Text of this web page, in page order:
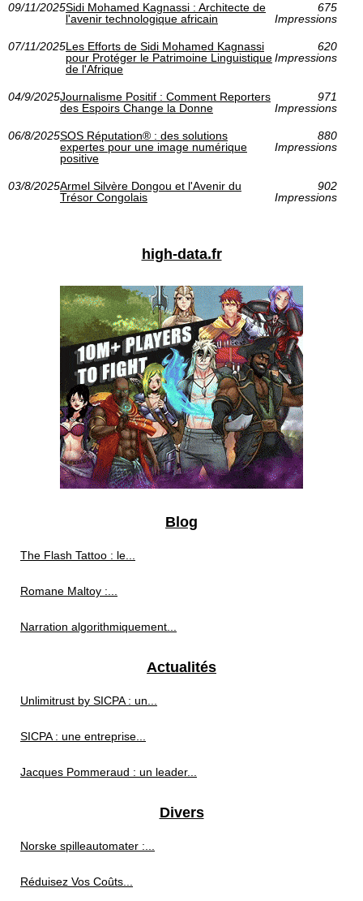
09/11/2025Sidi Mohamed Kagnassi : Architecte de
l'avenir technologique africain
675
Impressions
07/11/2025Les Efforts de Sidi Mohamed Kagnassi
pour Protéger le Patrimoine Linguistique
de l'Afrique
620
Impressions
04/9/2025Journalisme Positif : Comment Reporters
des Espoirs Change la Donne
971
Impressions
06/8/2025SOS Réputation® : des solutions
expertes pour une image numérique
positive
880
Impressions
03/8/2025Armel Silvère Dongou et l'Avenir du
Trésor Congolais
902
Impressions
high-data.fr
Blog
The Flash Tattoo : le...
Romane Maltoy :...
Narration algorithmiquement...
Actualités
Unlimitrust by SICPA : un...
SICPA : une entreprise...
Jacques Pommeraud : un leader...
Divers
Norske spilleautomater :...
Réduisez Vos Coûts...